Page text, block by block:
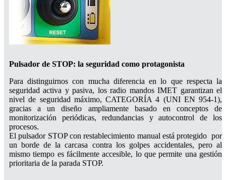
Pulsador de STOP: la seguridad como protagonista
Para distinguirnos con mucha diferencia en lo que respecta la
seguridad activa y pasiva, los radio mandos IMET garantizan el
nivel de seguridad máximo, CATEGORÍA 4 (UNI EN 954-1),
gracias a un diseño ampliamente basado en conceptos de
monitorización periódicas, redundancias y autocontrol de los
procesos.
El pulsador STOP con restablecimiento manual está protegido por
un borde de la carcasa contra los golpes accidentales, pero al
mismo tiempo es fácilmente accesible, lo que permite una gestión
prioritaria de la parada STOP.